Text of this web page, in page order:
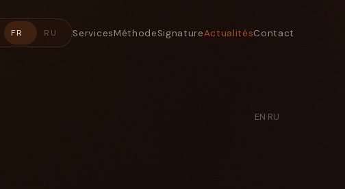
FR RU ServicesMéthodeSignatureActualitésContact
EN·RU